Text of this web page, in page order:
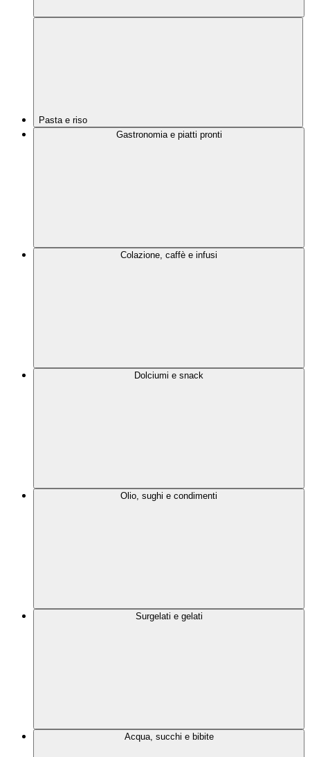
Pasta e riso
Gastronomia e piatti pronti
Colazione, caffè e infusi
Dolciumi e snack
Olio, sughi e condimenti
Surgelati e gelati
Acqua, succhi e bibite